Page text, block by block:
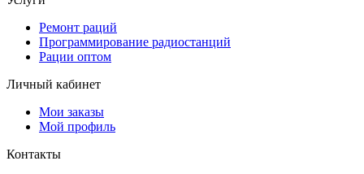
Ремонт раций
Программирование радиостанций
Рации оптом
Личный кабинет
Мои заказы
Мой профиль
Контакты